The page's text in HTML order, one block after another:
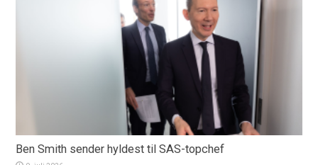
Ben Smith sender hyldest til SAS-topchef